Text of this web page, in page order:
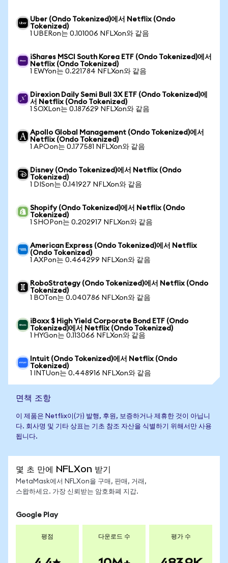
Uber (Ondo Tokenized)에서 Netflix (Ondo
Tokenized)
1 UBERon는 0.101006 NFLXon와 같음
iShares MSCI South Korea ETF (Ondo Tokenized)에서
Netflix (Ondo Tokenized)
1 EWYon는 0.221784 NFLXon와 같음
Direxion Daily Semi Bull 3X ETF (Ondo Tokenized)에
서 Netflix (Ondo Tokenized)
1 SOXLon는 0.187629 NFLXon와 같음
Apollo Global Management (Ondo Tokenized)에서
Netflix (Ondo Tokenized)
1 APOon는 0.177581 NFLXon와 같음
Disney (Ondo Tokenized)에서 Netflix (Ondo
Tokenized)
1 DISon는 0.141927 NFLXon와 같음
Shopify (Ondo Tokenized)에서 Netflix (Ondo
Tokenized)
1 SHOPon는 0.202917 NFLXon와 같음
American Express (Ondo Tokenized)에서 Netflix
(Ondo Tokenized)
1 AXPon는 0.464299 NFLXon와 같음
RoboStrategy (Ondo Tokenized)에서 Netflix (Ondo
Tokenized)
1 BOTon는 0.040786 NFLXon와 같음
iBoxx $ High Yield Corporate Bond ETF (Ondo
Tokenized)에서 Netflix (Ondo Tokenized)
1 HYGon는 0.113066 NFLXon와 같음
Intuit (Ondo Tokenized)에서 Netflix (Ondo
Tokenized)
1 INTUon는 0.448916 NFLXon와 같음
면책 조항
이 제품은 Netflix이(가) 발행, 후원, 보증하거나 제휴한 것이 아닙니
다. 회사명 및 기타 상표는 기초 참조 자산을 식별하기 위해서만 사용
됩니다.
몇 초 만에 NFLXon 받기
MetaMask에서 NFLXon을 구매, 판매, 거래,
스왑하세요. 가장 신뢰받는 암호화폐 지갑.
Google Play
평점 다운로드 수 평가 수